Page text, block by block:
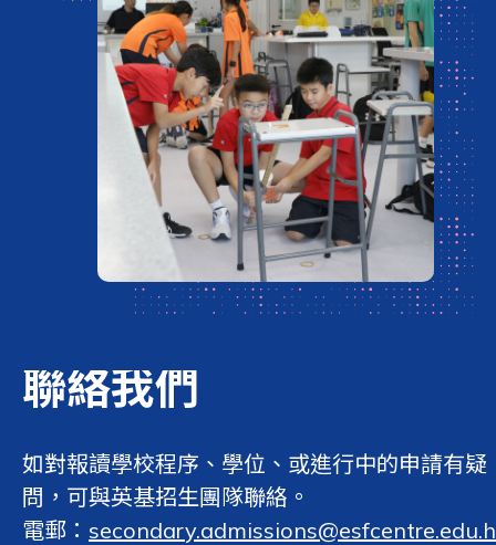
聯絡我們
如對報讀學校程序、學位、或進行中的申請有疑
問，可與英基招生團隊聯絡。
電郵：